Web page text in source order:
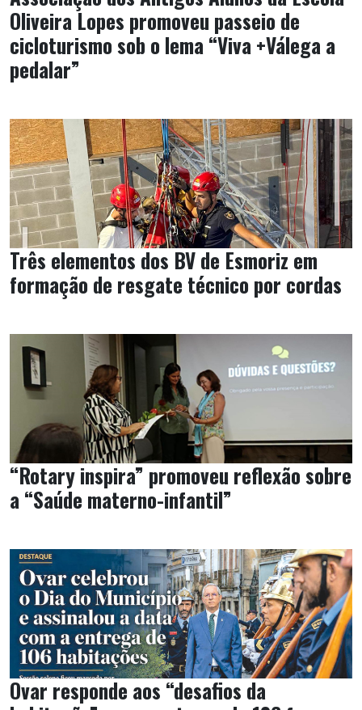
Oliveira Lopes promoveu passeio de
cicloturismo sob o lema “Viva +Válega a
pedalar”
Três elementos dos BV de Esmoriz em
formação de resgate técnico por cordas
“Rotary inspira” promoveu reflexão sobre
a “Saúde materno-infantil”
Ovar responde aos “desafios da